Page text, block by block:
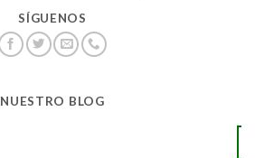
SÍGUENOS
NUESTRO BLOG